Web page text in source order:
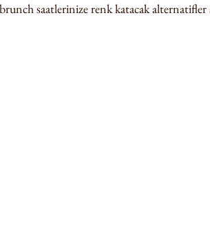
saatlerinize renk katacak alternatifler